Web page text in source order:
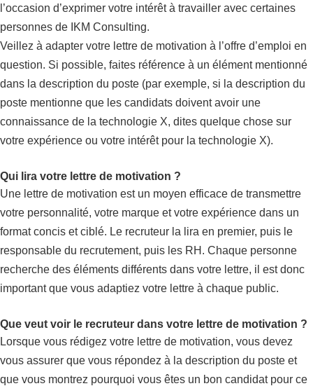
l’occasion d’exprimer votre intérêt à travailler avec certaines
personnes de IKM Consulting.
Veillez à adapter votre lettre de motivation à l’offre d’emploi en
question. Si possible, faites référence à un élément mentionné
dans la description du poste (par exemple, si la description du
poste mentionne que les candidats doivent avoir une
connaissance de la technologie X, dites quelque chose sur
votre expérience ou votre intérêt pour la technologie X).
Qui lira votre lettre de motivation ?
Une lettre de motivation est un moyen efficace de transmettre
votre personnalité, votre marque et votre expérience dans un
format concis et ciblé. Le recruteur la lira en premier, puis le
responsable du recrutement, puis les RH. Chaque personne
recherche des éléments différents dans votre lettre, il est donc
important que vous adaptiez votre lettre à chaque public.
Que veut voir le recruteur dans votre lettre de motivation ?
Lorsque vous rédigez votre lettre de motivation, vous devez
vous assurer que vous répondez à la description du poste et
que vous montrez pourquoi vous êtes un bon candidat pour ce